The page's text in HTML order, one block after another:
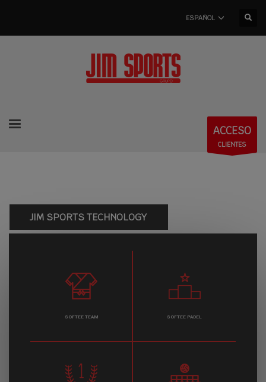
ESPAÑOL
ACCESO
CLIENTES
JIM SPORTS TECHNOLOGY
SOFTEE TEAM SOFTEE PADEL